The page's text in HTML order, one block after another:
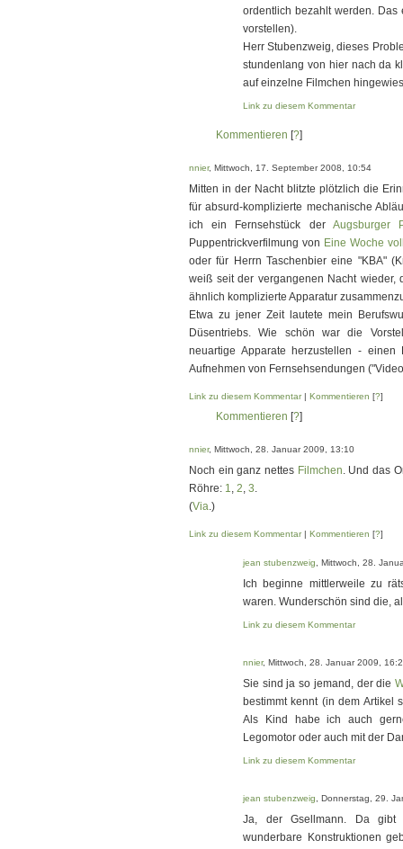
ordentlich bezahlt werden.
vorstellen).
Herr Stubenzweig, dieses
stundenlang von hier nach da
auf einzelne Filmchen
Link zu diesem Kommentar
Kommentieren [?]
nnier, Mittwoch, 17. September 2008, 10:54
Mitten in der Nacht blitzte plötzlich die
für absurd-komplizierte mechanische
ich ein Fernsehstück der Augsburger
Puppentrickverfilmung von Eine Woche
oder für Herrn Taschenbier eine "KBA"
weiß seit der vergangenen Nacht wieder,
ähnlich komplizierte Apparatur
Etwa zu jener Zeit lautete mein
Düsentriebs. Wie schön war die
neuartige Apparate herzustellen - einen
Aufnehmen von Fernsehsendungen
Link zu diesem Kommentar| Kommentieren [?]
Kommentieren [?]
nnier, Mittwoch, 28. Januar 2009, 13:10
Noch ein ganz nettes Filmchen. Und das
Röhre: 1, 2, 3.
(Via.)
Link zu diesem Kommentar| Kommentieren [?]
jean stubenzweig , Mittwoch, 28.
Ich beginne mittlerweile zu
waren. Wunderschön sind die,
Link zu diesem Kommentar
nnier, Mittwoch, 28. Januar 2009,
Sie sind ja so jemand, der die
bestimmt kennt (in dem Artikel
Als Kind habe ich auch
Legomotor oder auch mit der
Link zu diesem Kommentar
jean stubenzweig , Donnerstag, 29.
Ja, der Gsellmann. Da gibt
wunderbare Konstruktionen